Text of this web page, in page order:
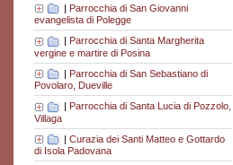
| Parrocchia di San Giovanni
evangelista di Polegge
Parrocchia di Santa Margherita
vergine e martire di Posina
| Parrocchia di San Sebastiano di
Povolaro, Dueville
Parrocchia di Santa Lucia di Pozzolo,
Villaga
| Curazia dei Santi Matteo e Gottardo
di Isola Padovana